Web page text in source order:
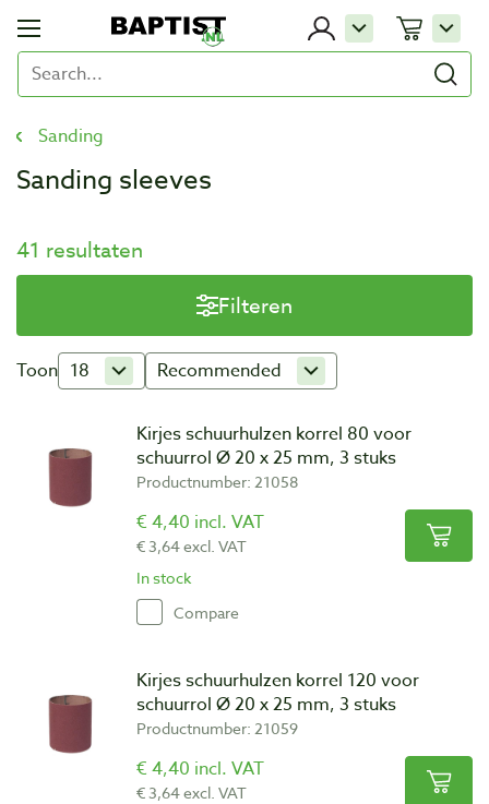
Sanding
Sanding sleeves
41 resultaten
Filteren
Toon 18 Recommended
Kirjes schuurhulzen korrel 80 voor
schuurrol Ø 20 x 25 mm, 3 stuks
Productnumber: 21058
€ 4,40 incl. VAT
€ 3,64 excl. VAT
In stock
Compare
Kirjes schuurhulzen korrel 120 voor
schuurrol Ø 20 x 25 mm, 3 stuks
Productnumber: 21059
€ 4,40 incl. VAT
€ 3,64 excl. VAT